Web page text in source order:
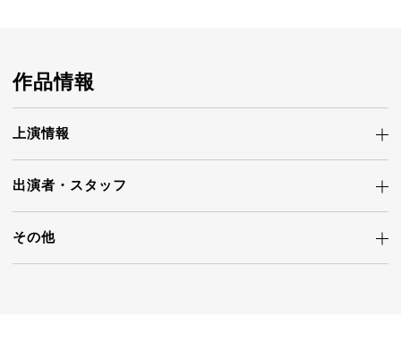
作品情報
上演情報
出演者・ スタッフ
その他